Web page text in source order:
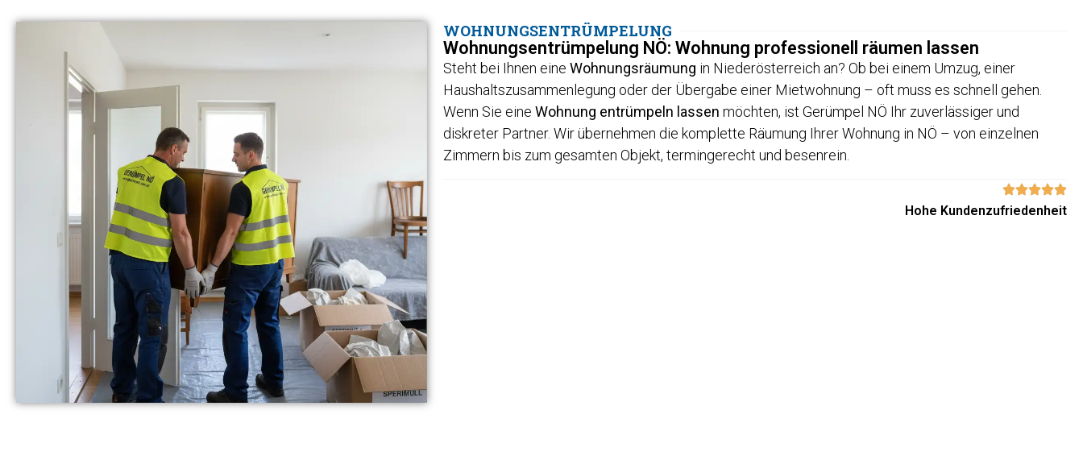
WOHNUNGSENTRÜMPELUNG
Wohnungsentrümpelung NÖ: Wohnung professionell räumen lassen
Steht bei Ihnen eine Wohnungsräumung in Niederösterreich an? Ob bei einem Umzug, einer
Haushaltszusammenlegung oder der Übergabe einer Mietwohnung – oft muss es schnell gehen.
Wenn Sie eine Wohnung entrümpeln lassen möchten, ist Gerümpel NÖ Ihr zuverlässiger und
diskreter Partner. Wir übernehmen die komplette Räumung Ihrer Wohnung in NÖ – von einzelnen
Zimmern bis zum gesamten Objekt, termingerecht und besenrein.
Hohe Kundenzufriedenheit